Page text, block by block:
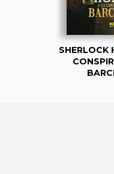
SHERLOCK